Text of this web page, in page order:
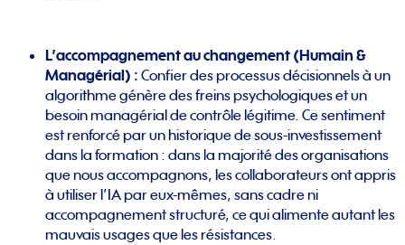
L’accompagnement au changement (Humain &
Managérial) : Confier des processus décisionnels à un
algorithme génère des freins psychologiques et un
besoin managérial de contrôle légitime. Ce sentiment
est renforcé par un historique de sous-investissement
dans la formation : dans la majorité des organisations
que nous accompagnons, les collaborateurs ont appris
à utiliser l’IA par eux-mêmes, sans cadre ni
accompagnement structuré, ce qui alimente autant les
mauvais usages que les résistances.